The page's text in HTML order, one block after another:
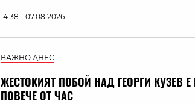
14:38 - 07.08.2026
ВАЖНО ДНЕС
ЖЕСТОКИЯТ ПОБОЙ НАД ГЕОРГИ КУЗЕВ
ПОВЕЧЕ ОТ ЧАС